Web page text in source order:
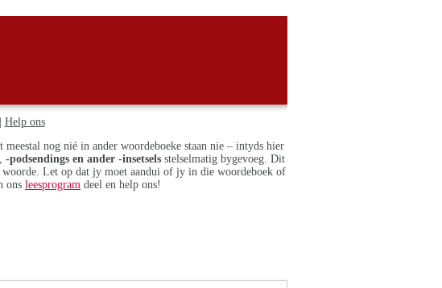
Help ons
meestal nog nié in ander woordeboeke staan nie – intyds hier
-podsendings en ander -insetsels stelselmatig bygevoeg. Dit
Let op dat jy moet aandui of jy in die woordeboek of
ons leesprogram deel en help ons!